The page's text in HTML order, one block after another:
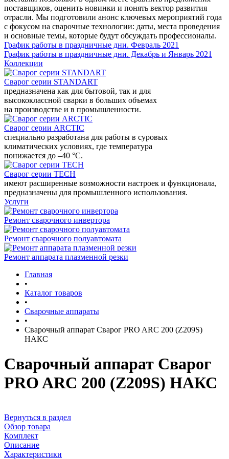
поставщиков, оценить новинки и понять вектор развития
отрасли. Мы подготовили анонс ключевых мероприятий года
с фокусом на сварочные технологии: даты, места проведения
и основные темы, которые будут обсуждать профессионалы.
График работы в праздничные дни. Февраль 2021
График работы в праздничные дни. Декабрь и Январь 2021
Коллекции
Сварог серии STANDART
предназначена как для бытовой, так и для
высококлассной сварки в больших объемах
на производстве и в промышленности.
Сварог серии ARCTIC
специально разработана для работы в суровых
климатических условиях, где температура
понижается до –40 °С.
Сварог серии TECH
имеют расширенные возможности настроек и функционала,
предназначены для промышленного использования.
Услуги
Ремонт сварочного инвертора
Ремонт сварочного полуавтомата
Ремонт аппарата плазменной резки
Главная
•
Каталог товаров
•
Сварочные аппараты
•
Сварочный аппарат Сварог PRO ARC 200 (Z209S)
НАКС
Сварочный аппарат Сварог
PRO ARC 200 (Z209S) НАКС
Вернуться в раздел
Обзор товара
Комплект
Описание
Характеристики